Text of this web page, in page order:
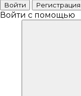
Войти Регистрация
Войти с помощью